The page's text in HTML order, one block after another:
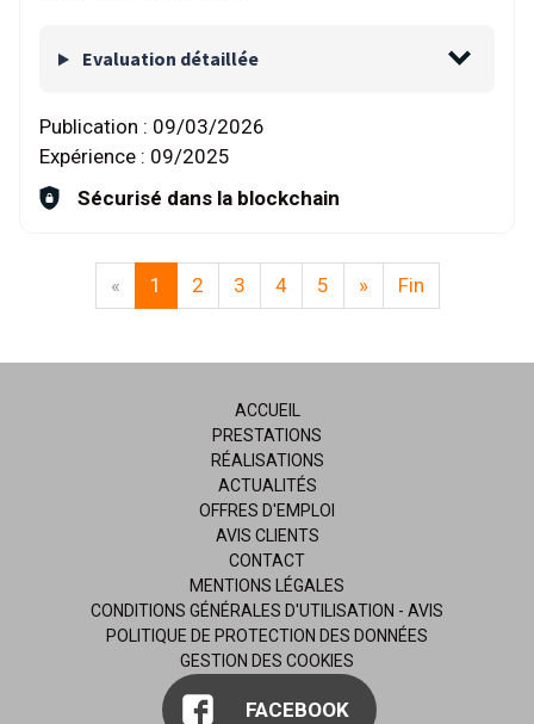
Evaluation détaillée
Publication : 09/03/2026
Expérience : 09/2025
Sécurisé dans la blockchain
« 1 2 3 4 5 » Fin
ACCUEIL
PRESTATIONS
RÉALISATIONS
ACTUALITÉS
OFFRES D'EMPLOI
AVIS CLIENTS
CONTACT
MENTIONS LÉGALES
CONDITIONS GÉNÉRALES D'UTILISATION - AVIS
POLITIQUE DE PROTECTION DES DONNÉES
GESTION DES COOKIES
FACEBOOK